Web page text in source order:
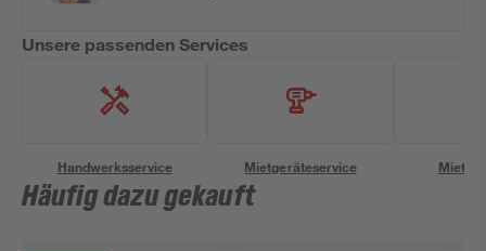
Unsere passenden Services
Handwerksservice Mietgeräteservice
Häufig dazu gekauft